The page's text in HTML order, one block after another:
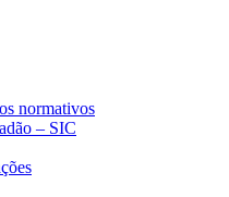
normativos
– SIC